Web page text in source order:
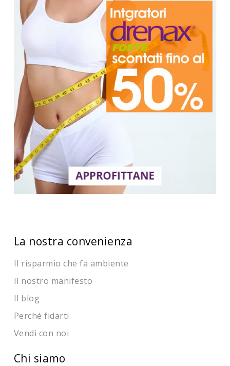
La nostra convenienza
Il risparmio che fa ambiente
Il nostro manifesto
Il blog
Perché fidarti
Vendi con noi
Chi siamo